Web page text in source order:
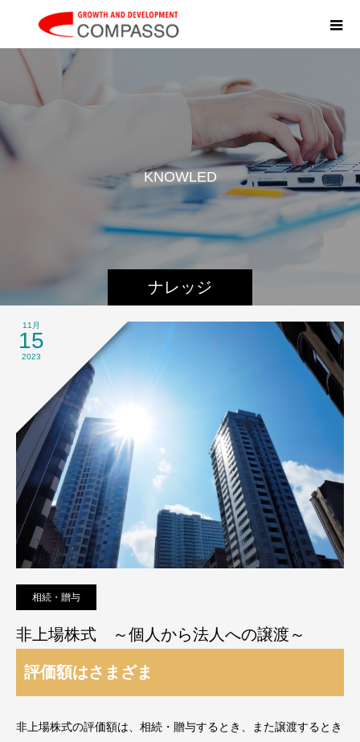
ナレッジ
KNOWLEDG
11月
15
2023
相続・贈与
非上場株式 ～個人から法人への譲渡～
評価額はさまざま
非上場株式の評価額は、相続・贈与するとき、また譲渡するとき